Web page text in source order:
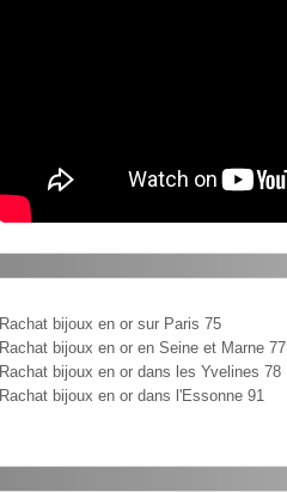
Rachat bijoux en or sur Paris 75
Rachat bijoux en or en Seine et Marne 77
Rachat bijoux en or dans les Yvelines 78
Rachat bijoux en or dans l'Essonne 91